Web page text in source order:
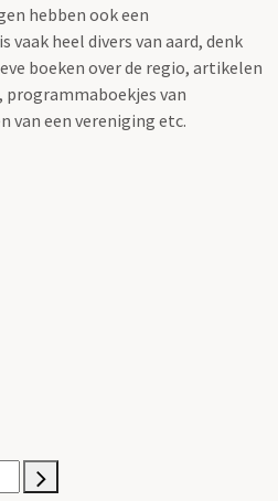
hebben ook een
heel divers van aard, denk
boeken over de regio, artikelen
van
van een vereniging etc.